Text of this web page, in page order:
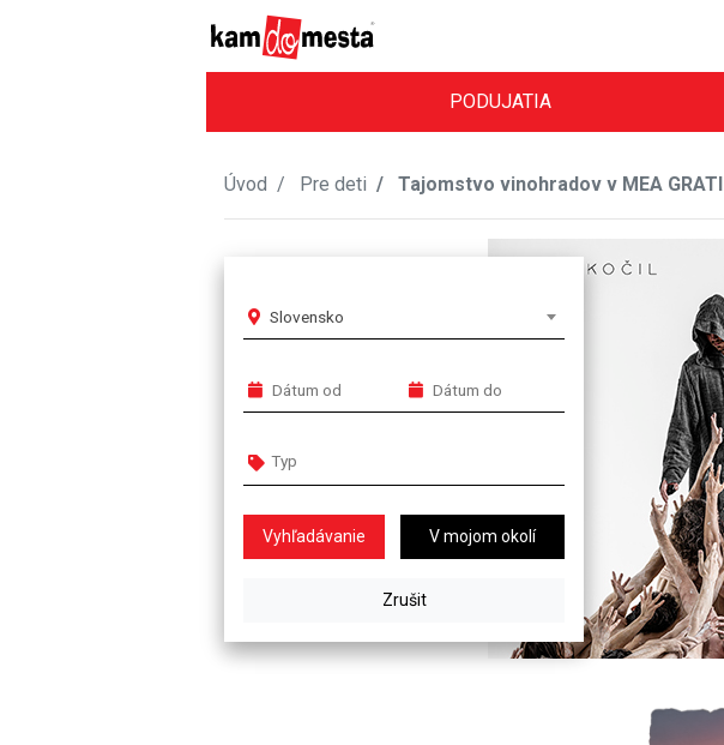
PODUJATIA
Úvod Pre deti Tajomstvo vinohradov v MEA GRATI
Slovensko
V mojom okolí